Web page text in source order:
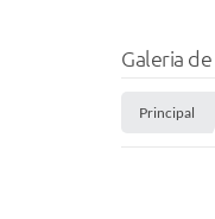
Galeria
Principal